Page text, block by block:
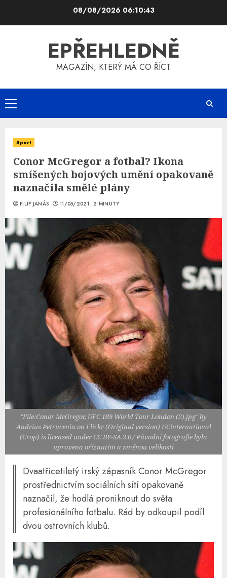
08/08/2026 06:10:43
EPŘEHLEDNĚ
MAGAZÍN, KTERÝ MÁ CO ŘÍCT
Primary
Menu
Sport
Conor McGregor a fotbal? Ikona
smíšených bojových umění opakovaně
naznačila smělé plány
FILIP JANÁS 11/05/2021 2 MINUTY
"File:Conor McGregor, UFC 189 World Tour London (2).jpg" by
Andrius Petrucenia on Flickr (Original version) UCinternational
(Crop) is licensed under CC BY-SA 2.0 / Původní fotografie byla
upravena oříznutím a změnou velikosti
Dvaatřicetiletý irský zápasník Conor McGregor
prostřednictvím sociálních sítí opakovaně
naznačil, že hodlá proniknout do světa
profesionálního fotbalu. Rád by odkoupil podíl
dvou ostrovních klubů.